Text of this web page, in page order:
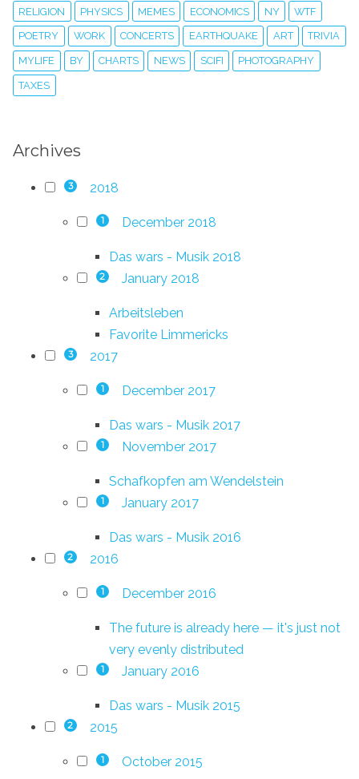
RELIGION PHYSICS MEMES ECONOMICS NY WTF
POETRY WORK CONCERTS EARTHQUAKE ART TRIVIA
MYLIFE BY CHARTS NEWS SCIFI PHOTOGRAPHY
TAXES
Archives
3 2018
1 December 2018
Das wars - Musik 2018
2 January 2018
Arbeitsleben
Favorite Limmericks
3 2017
1 December 2017
Das wars - Musik 2017
1 November 2017
Schafkopfen am Wendelstein
1 January 2017
Das wars - Musik 2016
2 2016
1 December 2016
The future is already here — it's just not
very evenly distributed
1 January 2016
Das wars - Musik 2015
2 2015
1 October 2015